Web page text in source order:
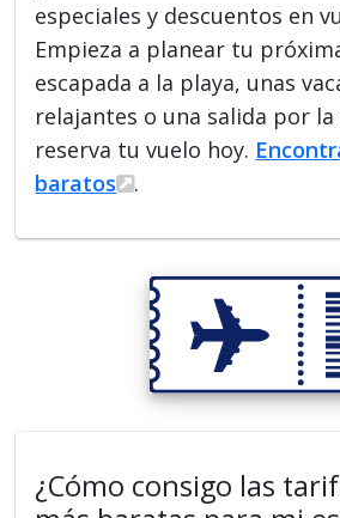
especiales y descuentos en
Empieza a planear tu
escapada a la playa, unas
relajantes o una salida por la
reserva tu vuelo hoy.
baratos
.
¿Cómo consigo las